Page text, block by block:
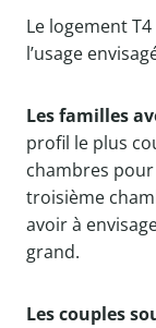
Le logement
l’usage
Les familles
profil le plus
chambres
troisième
avoir à
grand.
Les couples